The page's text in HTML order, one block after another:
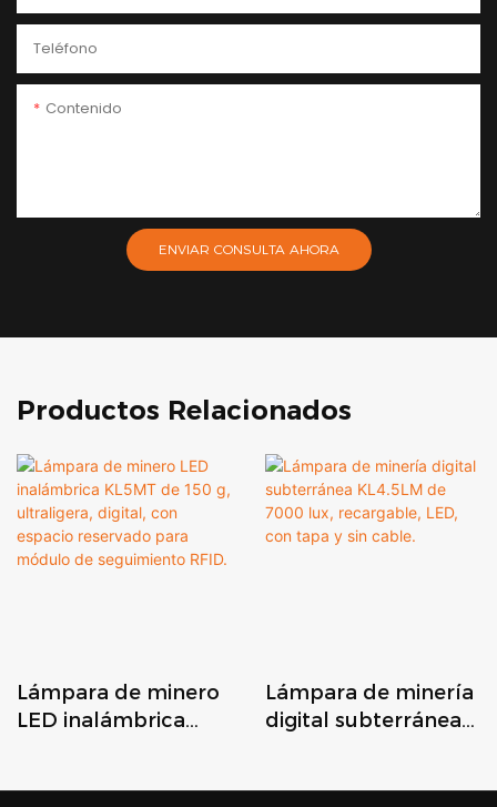
Teléfono
Contenido
ENVIAR CONSULTA AHORA
Productos Relacionados
Lámpara de minero
LED inalámbrica
Lámpara de minería
digital subterránea